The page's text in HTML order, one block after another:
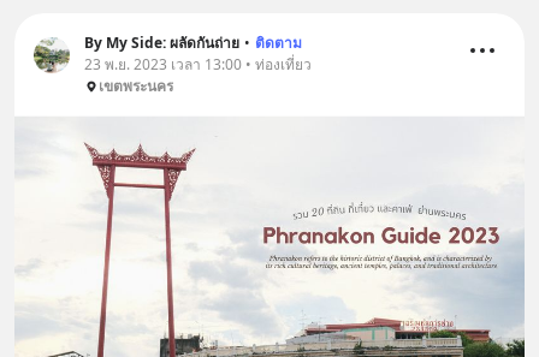
By My Side: ผลัดกันถ่าย • ติดตาม
23 พ.ย. 2023 เวลา 13:00 • ท่องเที่ยว
เขตพระนคร